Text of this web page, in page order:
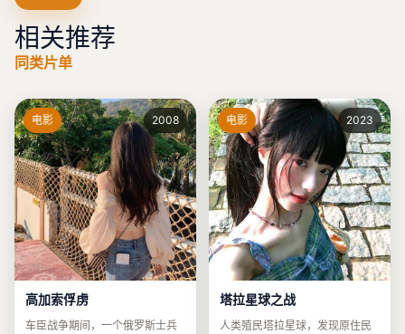
相关推荐
同类片单
电影 2008
高加索俘虏
车臣战争期间，一个俄罗斯士兵
电影 2023
塔拉星球之战
人类殖民塔拉星球，发现原住民